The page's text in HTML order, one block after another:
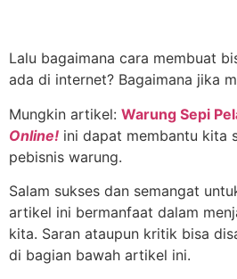
Lalu bagaimana cara membuat
ada di internet? Bagaimana jika
Mungkin artikel: Warung Sepi
Online! ini dapat membantu kita
pebisnis warung.
Salam sukses dan semangat
artikel ini bermanfaat dalam
kita. Saran ataupun kritik bisa
di bagian bawah artikel ini.